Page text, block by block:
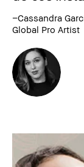
–Cassandra
Global Pro Artist